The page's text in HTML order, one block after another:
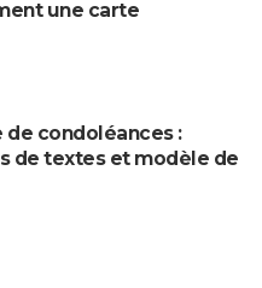
une carte
de condoléances :
de textes et modèle de